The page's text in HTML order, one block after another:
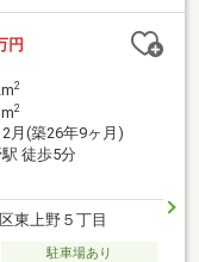
円
2
2
月(築26年9ヶ月)
徒歩5分
東上野５丁目
駐車場あり